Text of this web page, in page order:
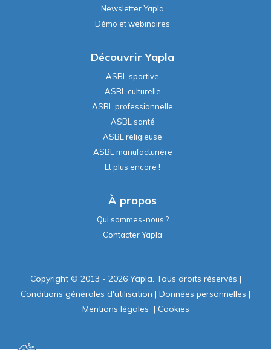
Newsletter Yapla
Démo et webinaires
Découvrir Yapla
ASBL sportive
ASBL culturelle
ASBL professionnelle
ASBL santé
ASBL religieuse
ASBL manufacturière
Et plus encore !
À propos
Qui sommes-nous ?
Contacter Yapla
Copyright © 2013 - 2026 Yapla. Tous droits réservés |
Conditions générales d'utilisation | Données personnelles |
Mentions légales | Cookies